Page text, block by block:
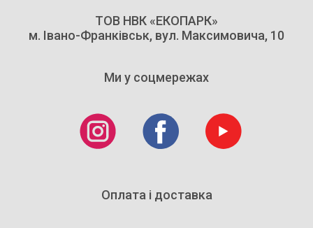
ТОВ НВК «ЕКОПАРК»
м. Івано-Франківськ, вул. Максимовича, 10
Ми у соцмережах
Оплата і доставка